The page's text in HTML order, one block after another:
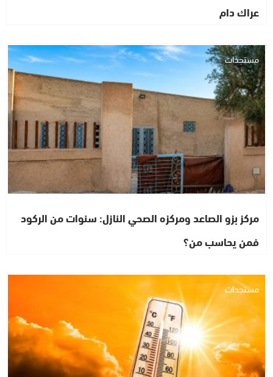
عراك دام
مستجدات
مركز بزو الصاعد ومركزه الصحي النازل: سنوات من الركود
فمن يحاسب من؟
مستجدات